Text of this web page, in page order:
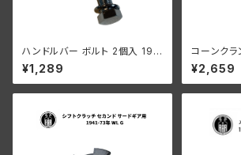
ハンドルバー ボルト 2個入 193
0-52年 亜鉛
¥1,289
コーンクラ
ドルバー
なし ハー
6-48年
¥2,659